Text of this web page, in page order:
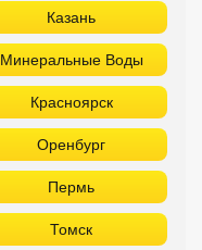
Казань
Минеральные Воды
Красноярск
Оренбург
Пермь
Томск